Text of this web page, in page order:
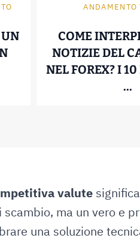
IL KID/PRIIP DI UN
ANDAMENTO
COME
NOTIZIE DEL
NEL FOREX? I
...
valute
scambio, ma un vero e
una soluzione